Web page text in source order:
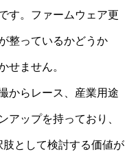
す。ファームウェア更
整っているかどうか
せません。
からレース、産業用途
アップを持っており、
として検討する価値が